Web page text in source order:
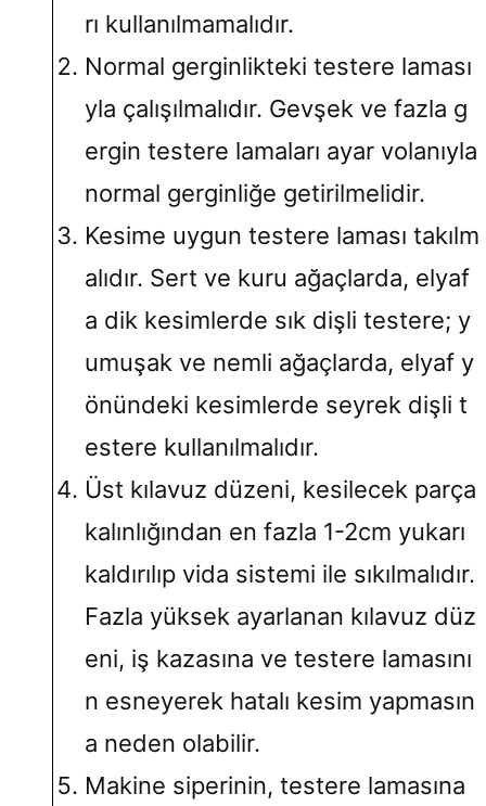
rı kullanılmamalıdır.
Normal gerginlikteki testere laması
yla çalışılmalıdır. Gevşek ve fazla g
ergin testere lamaları ayar volanıyla
normal gerginliğe getirilmelidir.
Kesime uygun testere laması takılm
alıdır. Sert ve kuru ağaçlarda, elyaf
a dik kesimlerde sık dişli testere; y
umuşak ve nemli ağaçlarda, elyaf y
önündeki kesimlerde seyrek dişli t
estere kullanılmalıdır.
Üst kılavuz düzeni, kesilecek parça
kalınlığından en fazla 1-2cm yukarı
kaldırılıp vida sistemi ile sıkılmalıdır.
Fazla yüksek ayarlanan kılavuz düz
eni, iş kazasına ve testere lamasını
n esneyerek hatalı kesim yapmasın
a neden olabilir.
Makine siperinin, testere lamasına